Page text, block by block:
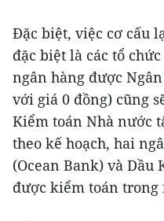
Đặc biệt, việc cơ cấu
đặc biệt là các tổ
ngân hàng được
với giá 0 đồng) cũng
Kiểm toán Nhà nước
theo kế hoạch, hai
(Ocean Bank) và Dầu
được kiểm toán trong